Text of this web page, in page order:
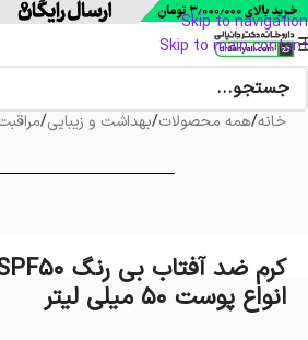
Skip to navigation
Skip to main content
خانه/همه محصولات/بهداشت و زیبایی/
انواع پوست 50 میلی لیتر